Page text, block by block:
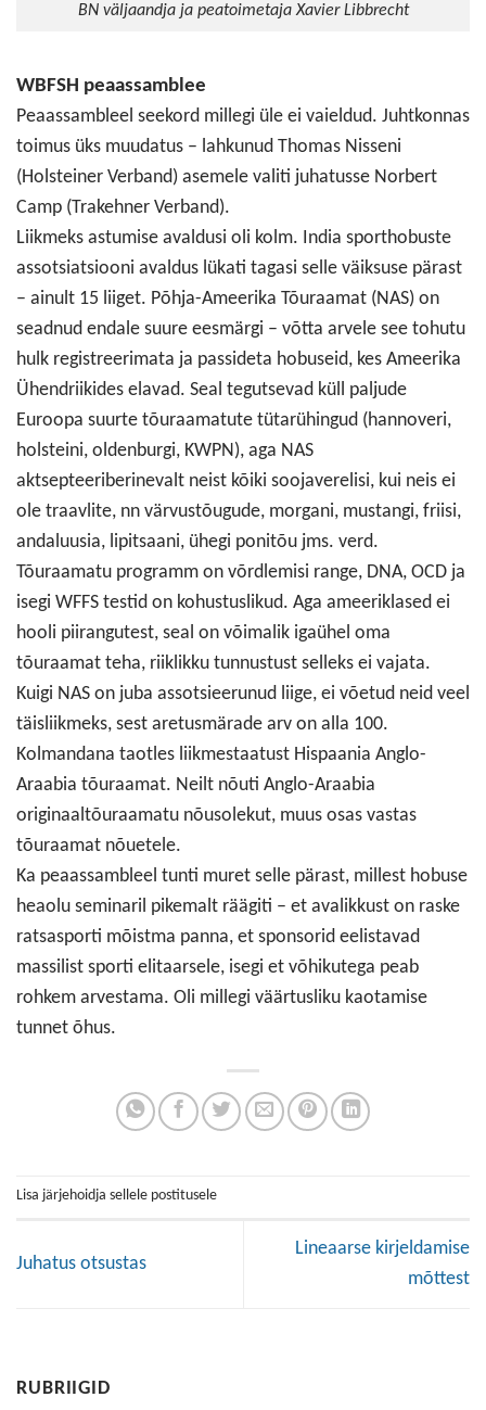
BN väljaandja ja peatoimetaja Xavier Libbrecht
WBFSH peaassamblee
Peaassambleel seekord millegi üle ei vaieldud. Juhtkonnas
toimus üks muudatus – lahkunud Thomas Nisseni
(Holsteiner Verband) asemele valiti juhatusse Norbert
Camp (Trakehner Verband).
Liikmeks astumise avaldusi oli kolm. India sporthobuste
assotsiatsiooni avaldus lükati tagasi selle väiksuse pärast
– ainult 15 liiget. Põhja-Ameerika Tõuraamat (NAS) on
seadnud endale suure eesmärgi – võtta arvele see tohutu
hulk registreerimata ja passideta hobuseid, kes Ameerika
Ühendriikides elavad. Seal tegutsevad küll paljude
Euroopa suurte tõuraamatute tütarühingud (hannoveri,
holsteini, oldenburgi, KWPN), aga NAS
aktsepteeriberinevalt neist kõiki soojaverelisi, kui neis ei
ole traavlite, nn värvustõugude, morgani, mustangi, friisi,
andaluusia, lipitsaani, ühegi ponitõu jms. verd.
Tõuraamatu programm on võrdlemisi range, DNA, OCD ja
isegi WFFS testid on kohustuslikud. Aga ameeriklased ei
hooli piirangutest, seal on võimalik igaühel oma
tõuraamat teha, riiklikku tunnustust selleks ei vajata.
Kuigi NAS on juba assotsieerunud liige, ei võetud neid veel
täisliikmeks, sest aretusmärade arv on alla 100.
Kolmandana taotles liikmestaatust Hispaania Anglo-
Araabia tõuraamat. Neilt nõuti Anglo-Araabia
originaaltõuraamatu nõusolekut, muus osas vastas
tõuraamat nõuetele.
Ka peaassambleel tunti muret selle pärast, millest hobuse
heaolu seminaril pikemalt räägiti – et avalikkust on raske
ratsasporti mõistma panna, et sponsorid eelistavad
massilist sporti elitaarsele, isegi et võhikutega peab
rohkem arvestama. Oli millegi väärtusliku kaotamise
tunnet õhus.
Lisa järjehoidja sellele postitusele
Juhatus otsustas
Lineaarse kirjeldamise
mõttest
RUBRIIGID